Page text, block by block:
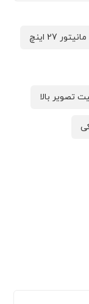
مانیتور 27 اینچ
تصویر بالا